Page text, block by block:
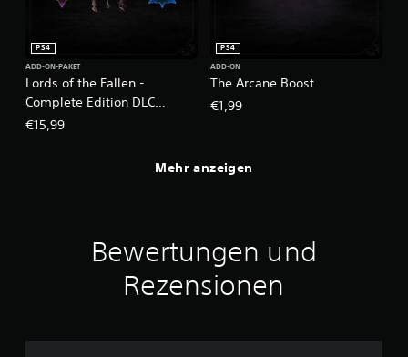
Lords of the Fallen -
Complete Edition DLC
Bundle (2014)
PS4
ADD-ON-PAKET
€15,99
The Arcane Boost
PS4
ADD-ON
€1,99
Mehr anzeigen
Bewertungen und
Rezensionen